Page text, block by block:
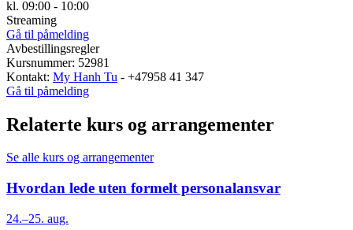
kl. 09:00 - 10:00
Streaming
Gå til påmelding
Avbestillingsregler
Kursnummer: 52981
Kontakt: My Hanh Tu - +47958 41 347
Gå til påmelding
Relaterte kurs og arrangementer
Se alle kurs og arrangementer
Hvordan lede uten formelt personalansvar
24.–25. aug.